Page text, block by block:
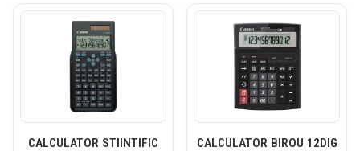
CALCULATOR STIINTIFIC
CALCULATOR BIROU 12DIG